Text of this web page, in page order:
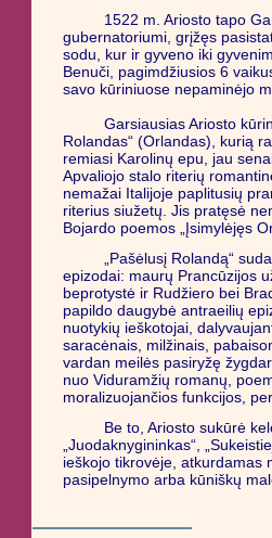
1522 m. Ariosto tapo
gubernatoriumi, grįžęs
sodu, kur ir gyveno iki
Benuči, pagimdžiusios 6
savo kūriniuose nepaminėjo
Garsiausias Ariosto
Rolandas“ (Orlandas), kurią
remiasi Karolinų epu, jau
Apvaliojo stalo riterių
nemažai Italijoje paplitusių
riterius siužetų. Jis pratęsė
Bojardo poemos „Įsimylėjęs
„Pašėlusį Rolandą“
epizodai: maurų Prancūzijos
beprotystė ir Rudžiero bei
papildo daugybė antraeilių
nuotykių ieškotojai,
saracėnais, milžinais,
vardan meilės pasiryžę
nuo Viduramžių romanų,
moralizuojančios funkcijos,
Be to, Ariosto sukūrė
„Juodaknygininkas“,
ieškojo tikrovėje, atkurdamas
pasipelnymo arba kūniškų